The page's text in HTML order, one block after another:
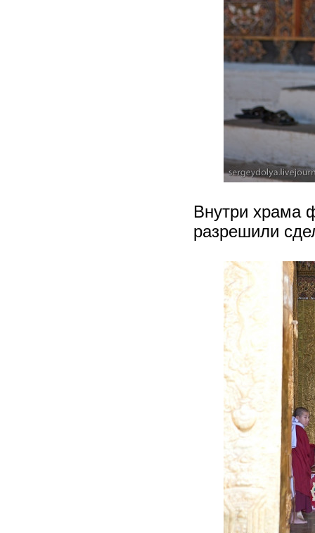
Внутри храма
разрешили